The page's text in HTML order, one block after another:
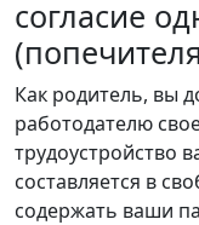
согласие
Как родитель, вы
работодателю
трудоустройство
составляется в
содержать ваши